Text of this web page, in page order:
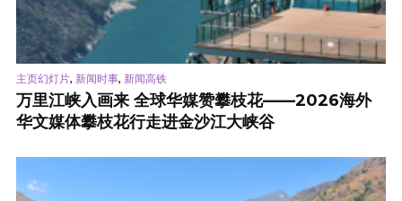
主页幻灯片, 新闻时事, 新闻高铁
万里江峡入画来 全球华媒赞攀枝花——2026海外
华文媒体攀枝花行走进金沙江大峡谷